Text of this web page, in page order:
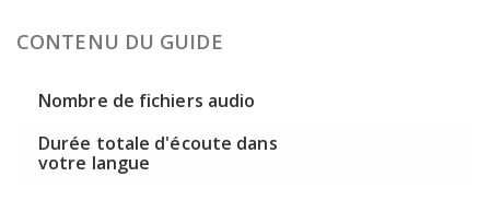
CONTENU DU GUIDE
Nombre de fichiers audio
Durée totale d'écoute dans
votre langue